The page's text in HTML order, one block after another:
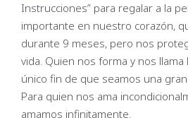
Instrucciones” para regalar a la
importante en nuestro corazón,
durante 9 meses, pero nos
vida. Quien nos forma y nos llama
único fin de que seamos una
Para quien nos ama
amamos infinitamente.